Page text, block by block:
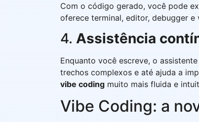
Com o código gerado, você pode
oferece terminal, editor, debugger
4. Assistência
Enquanto você escreve, o
trechos complexos e até ajuda a
vibe coding muito mais fluida e
Vibe Coding: a